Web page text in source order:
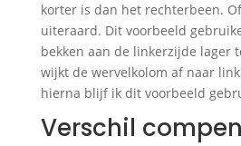
korter is dan het rechterbeen.
uiteraard. Dit voorbeeld
bekken aan de linkerzijde lager
wijkt de wervelkolom af naar
hierna blijf ik dit voorbeeld
Verschil